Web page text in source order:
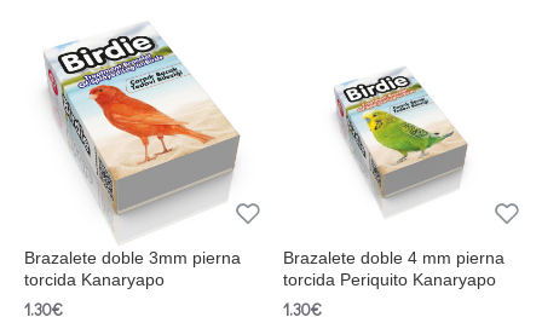
Brazalete doble 3mm pierna
torcida Kanaryapo
1.30€
Brazalete doble 4 mm pierna
torcida Periquito Kanaryapo
1.30€